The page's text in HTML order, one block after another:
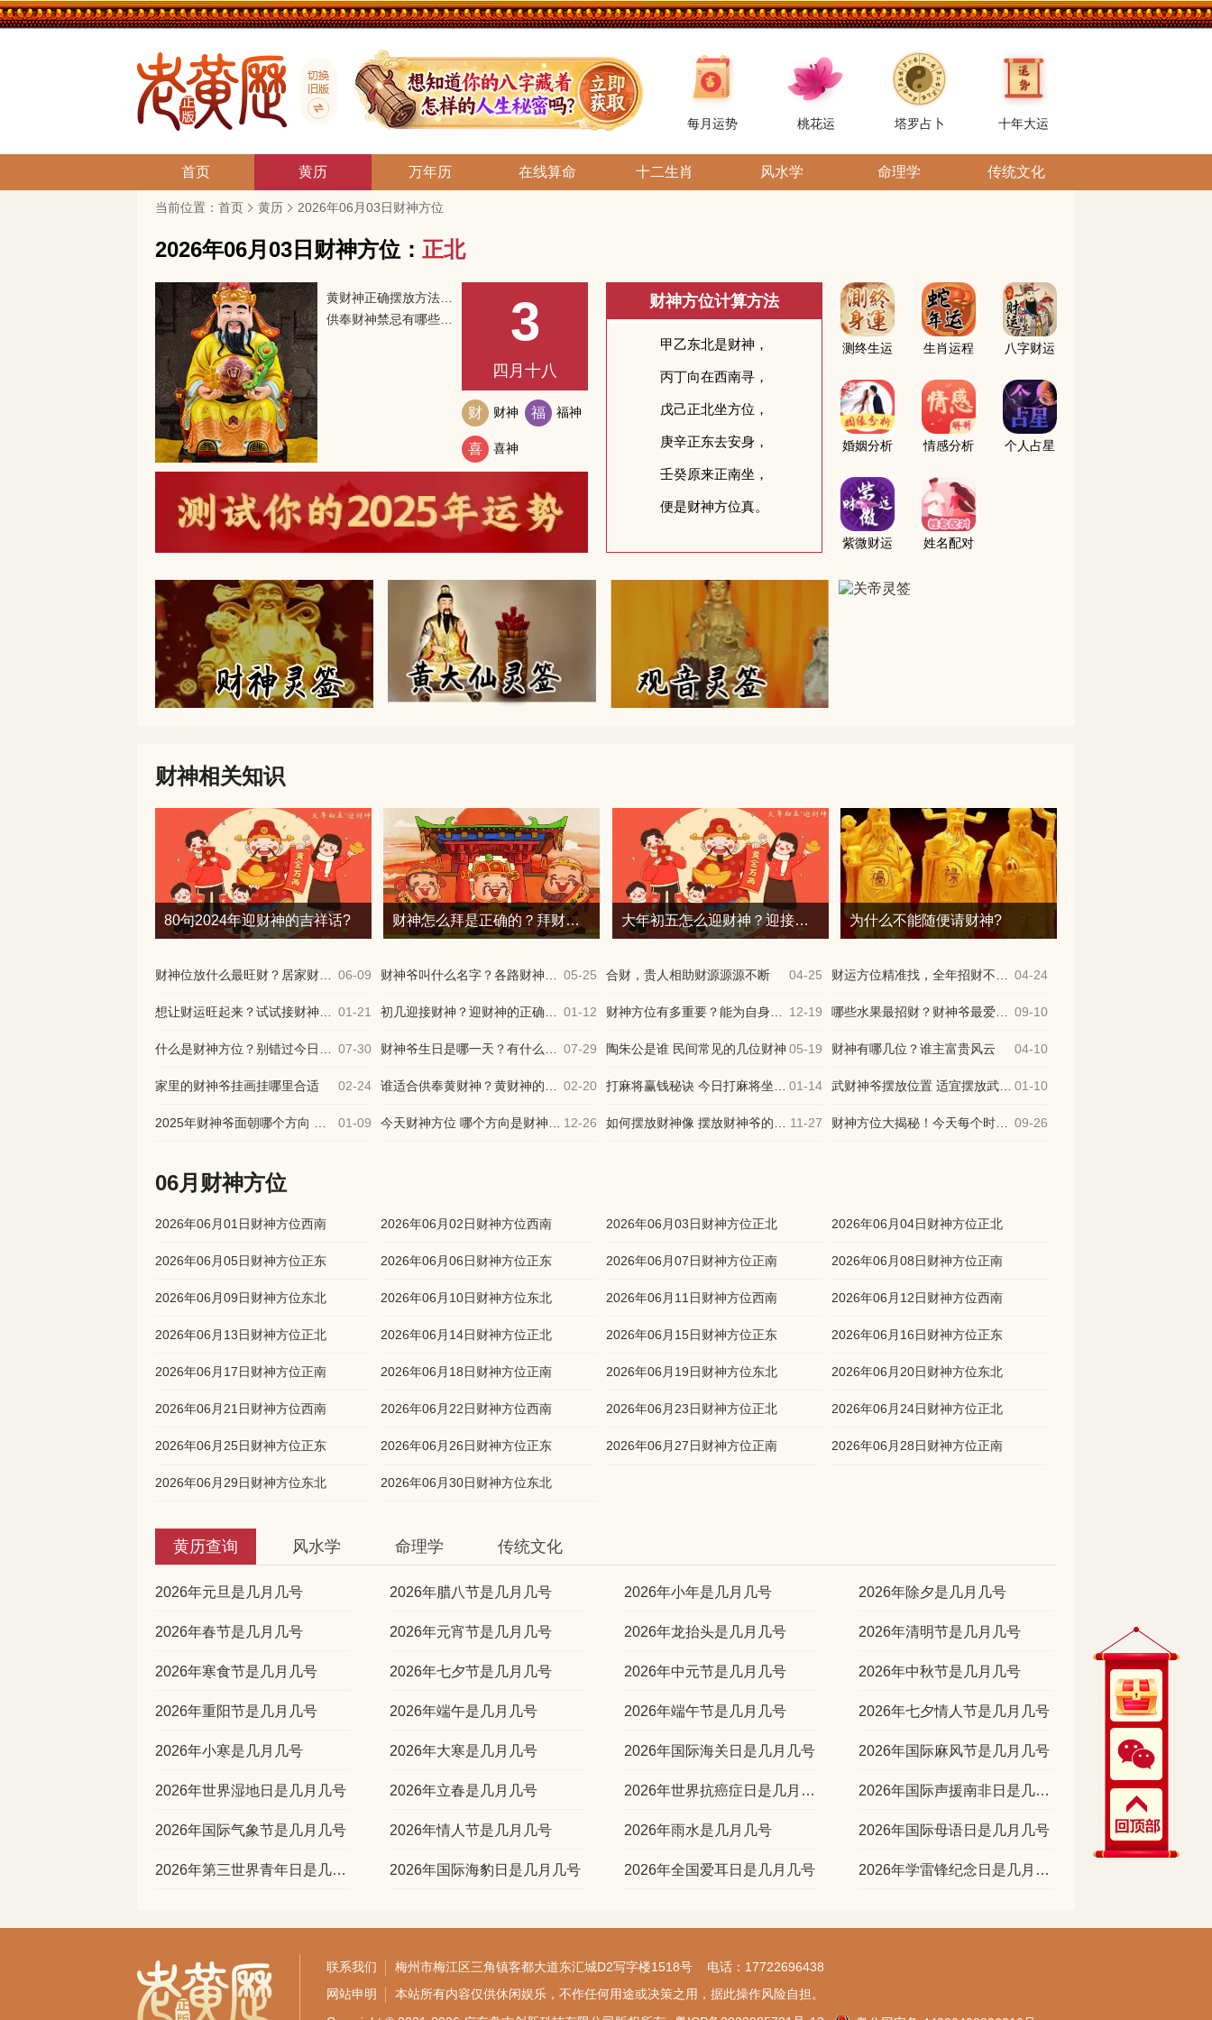
每月运势 桃花运 塔罗占卜 十年大运
首页 黄历 万年历 在线算命 十二生肖 风水学 命理学 传统文化
当前位置： 首页 黄历 2026年06月03日财神方位
2026年06月03日财神方位： 正北
3
四月十八
财 财神 福 福神
喜 喜神
财神方位计算方法
测终生运 生肖运程 八字财运
婚姻分析 情感分析 个人占星
紫微财运 姓名配对
财神相关知识
80句2024年迎财神的吉祥话? 财神怎么拜是正确的？拜财神爷的正确姿势 ? 大年初五怎么迎财神？迎接财神的最佳时刻? 为什么不能随便请财神?
06-09 05-25 合财，贵人相助财源源源不断 04-25 04-24
01-21 01-12 12-19 09-10
07-30 07-29 陶朱公是谁 民间常见的几位财神 05-19 财神有哪几位？谁主富贵风云 04-10
家里的财神爷挂画挂哪里合适 02-24 02-20 01-14 01-10
01-09 12-26 11-27 09-26
06月财神方位
2026年06月01日财神方位西南 2026年06月02日财神方位西南 2026年06月03日财神方位正北 2026年06月04日财神方位正北
2026年06月05日财神方位正东 2026年06月06日财神方位正东 2026年06月07日财神方位正南 2026年06月08日财神方位正南
2026年06月09日财神方位东北 2026年06月10日财神方位东北 2026年06月11日财神方位西南 2026年06月12日财神方位西南
2026年06月13日财神方位正北 2026年06月14日财神方位正北 2026年06月15日财神方位正东 2026年06月16日财神方位正东
2026年06月17日财神方位正南 2026年06月18日财神方位正南 2026年06月19日财神方位东北 2026年06月20日财神方位东北
2026年06月21日财神方位西南 2026年06月22日财神方位西南 2026年06月23日财神方位正北 2026年06月24日财神方位正北
2026年06月25日财神方位正东 2026年06月26日财神方位正东 2026年06月27日财神方位正南 2026年06月28日财神方位正南
2026年06月29日财神方位东北 2026年06月30日财神方位东北
黄历查询 风水学 命理学 传统文化
2026年元旦是几月几号 2026年腊八节是几月几号 2026年小年是几月几号 2026年除夕是几月几号
2026年春节是几月几号 2026年元宵节是几月几号 2026年龙抬头是几月几号 2026年清明节是几月几号
2026年寒食节是几月几号 2026年七夕节是几月几号 2026年中元节是几月几号 2026年中秋节是几月几号
2026年重阳节是几月几号 2026年端午是几月几号 2026年端午节是几月几号 2026年七夕情人节是几月几号
2026年小寒是几月几号 2026年大寒是几月几号 2026年国际海关日是几月几号 2026年国际麻风节是几月几号
2026年世界湿地日是几月几号 2026年立春是几月几号 2026年世界抗癌症日是几月几号 2026年国际声援南非日是几月几号
2026年国际气象节是几月几号 2026年情人节是几月几号 2026年雨水是几月几号 2026年国际母语日是几月几号
2026年第三世界青年日是几月几号 2026年国际海豹日是几月几号 2026年全国爱耳日是几月几号 2026年学雷锋纪念日是几月几号
联系我们
梅州市梅江区三角镇客都大道东汇城D2写字楼1518号 电话：17722696438
网站申明
本站所有内容仅供休闲娱乐，不作任何用途或决策之用，据此操作风险自担。